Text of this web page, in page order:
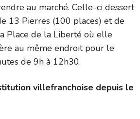
au marché. Celle-ci dessert
13 Pierres (100 places) et de
Place de la Liberté où elle
au même endroit pour le
de 9h à 12h30.
villefranchoise depuis le